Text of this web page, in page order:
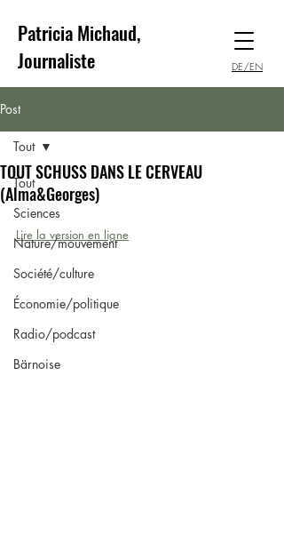
Patricia Michaud,
Journaliste
DE/EN
Post
Tout
Sciences
Nature/mouvement
Société/culture
Économie/politique
Radio/podcast
Bärnoise
Tout
TOUT SCHUSS DANS LE CERVEAU
(Alma&Georges)
Lire la version en ligne